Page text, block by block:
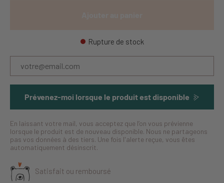
Rupture de stock
Prévenez-moi lorsque le produit est disponible
En laissant votre mail, vous acceptez que l’on vous prévienne
lorsque le produit est de nouveau disponible. Nous ne partageons
pas vos données à des tiers. Une fois l'alerte reçue, vous êtes
automatiquement désinscrit.
Satisfait ou remboursé